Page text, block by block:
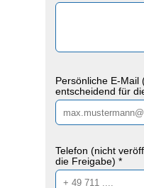
Persönliche E-Mail
entscheidend für
Telefon (nicht
die Freigabe) *